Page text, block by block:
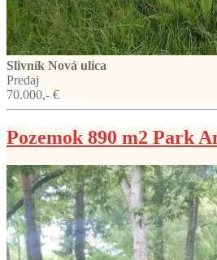
Slivník Nová ulica
Predaj
70.000,- €
Pozemok 890 m2 Park